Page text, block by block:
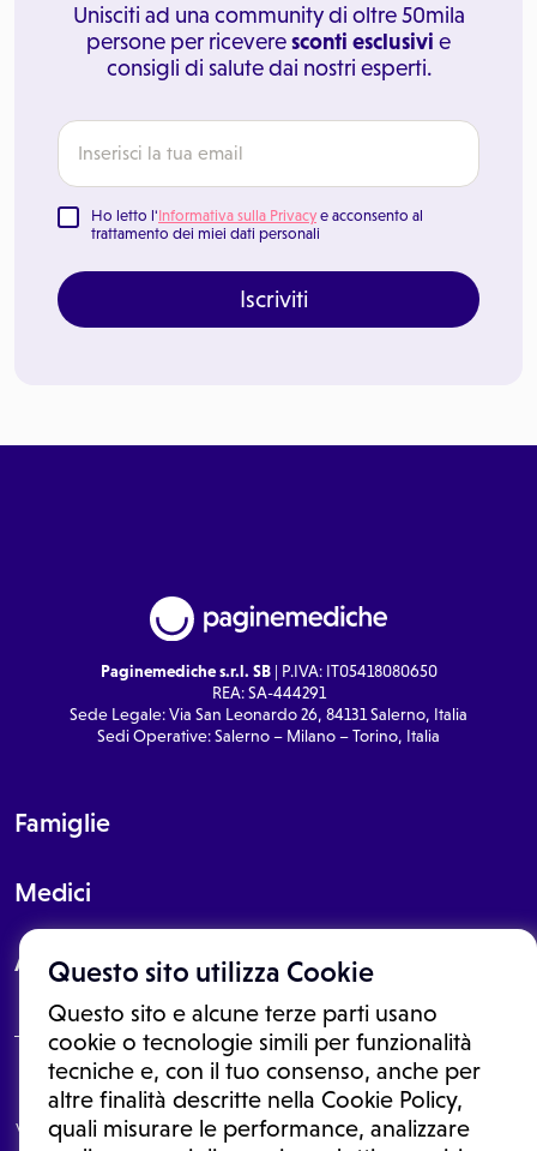
Questo sito utilizza Cookie
Questo sito e alcune terze parti usano
cookie o tecnologie simili per funzionalità
tecniche e, con il tuo consenso, anche per
altre finalità descritte nella Cookie Policy,
quali misurare le performance, analizzare
Unisciti ad una community di oltre 50mila
persone per riceveresconti esclusivi e
consigli di salute dai nostri esperti.
Ho letto l'Informativa sulla Privacy e acconsento al
trattamento dei miei dati personali
Iscriviti
Paginemediche s.r.l. SB| P.IVA: IT05418080650
REA: SA-444291
Sede Legale: Via San Leonardo 26, 84131 Salerno, Italia
Sedi Operative: Salerno – Milano – Torino, Italia
Famiglie
Medici
About
Le informazioni proposte in questo sito non sono un consulto medico.
In nessun caso, queste informazioni sostituiscono un consulto, una
visita o una diagnosi formulata dal medico. Non si devono considerare
le informazioni disponibili come suggerimenti per la formulazione di